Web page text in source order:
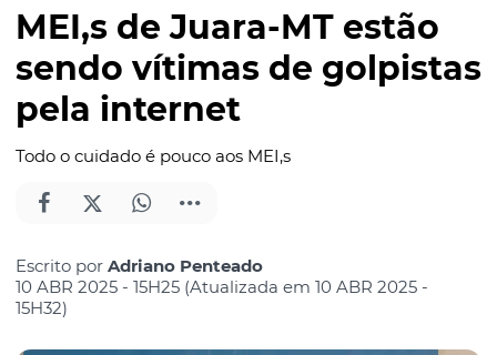
MEI,s de Juara-MT estão
sendo vítimas de golpistas
pela internet
Todo o cuidado é pouco aos MEI,s
Escrito por Adriano Penteado
10 ABR 2025 - 15H25 (Atualizada em 10 ABR 2025 -
15H32)